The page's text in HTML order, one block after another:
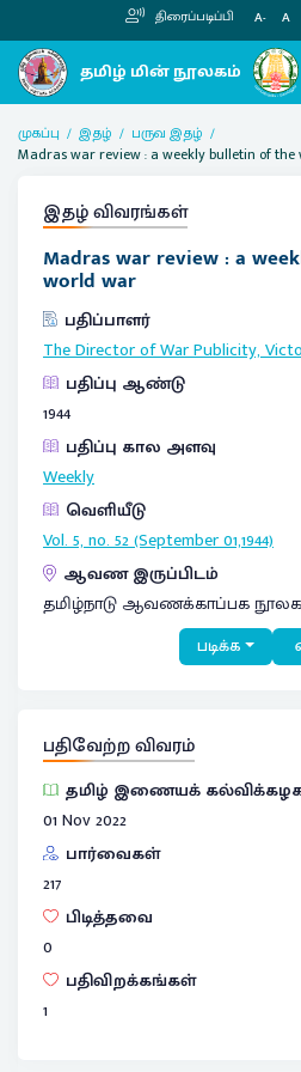
திரைப்படிப்பி A- A
முகப்பு இதழ்
பருவ இதழ்
Madras war review : a weekly bulletin of
இதழ் விவரங்கள்
Madras war review : a
world war
பதிப்பாளர்
The Director of War Publicity,
பதிப்பு ஆண்டு
1944
பதிப்பு கால அளவு
Weekly
வெளியீடு
Vol. 5, no. 52 (September 01,1944)
ஆவண இருப்பிடம்
தமிழ்நாடு ஆவணக்காப்பக
படிக்க
பதிவேற்ற விவரம்
தமிழ் இணையக்
01 Nov 2022
பார்வைகள்
217
பிடித்தவை
0
பதிவிறக்கங்கள்
1